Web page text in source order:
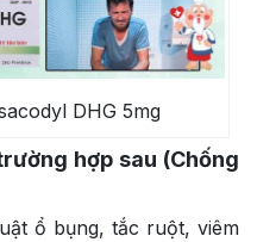
DHG 5mg
hợp sau (Chống
ổ bụng, tắc ruột, viêm